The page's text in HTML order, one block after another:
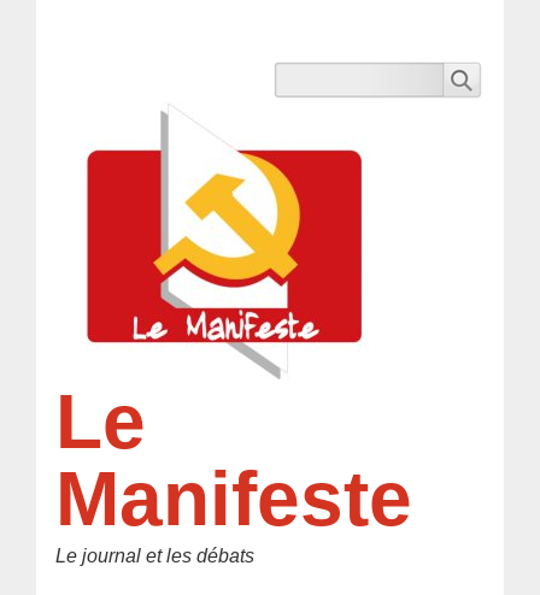
Le
Manifeste
Le journal et les débats